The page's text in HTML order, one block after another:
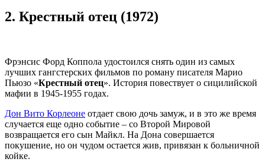
2. Крестный отец (1972)
Фрэнсис Форд Коппола удостоился снять один из самых
лучших гангстерских фильмов по роману писателя Марио
Пьюзо «Крестный отец». История повествует о сицилийской
мафии в 1945-1955 годах.
Дон Вито Корлеоне отдает свою дочь замуж, и в это же время
случается еще одно событие – со Второй Мировой
возвращается его сын Майкл. На Дона совершается
покушение, но он чудом остается жив, привязан к больничной
койке.